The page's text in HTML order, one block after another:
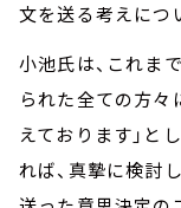
文を送る考えにつ
小池氏は、これま
られた全ての方々
えております」と
れば、真摯に検討